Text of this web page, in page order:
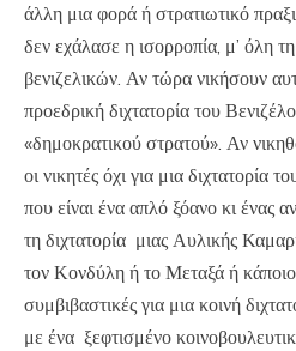
άλλη μια φορά ή στρατιωτικό
δεν εχάλασε η ισορροπία, μ’ όλη
βενιζελικών. Αν τώρα νικήσουν
προεδρική διχτατορία του
«δημοκρατικού στρατού». Αν
οι νικητές όχι για μια διχτατορία
που είναι ένα απλό ξόανο κι ένας
τη διχτατορία μιας Αυλικής
τον Κονδύλη ή το Μεταξά ή
συμβιβαστικές για μια κοινή
με ένα ξεφτισμένο